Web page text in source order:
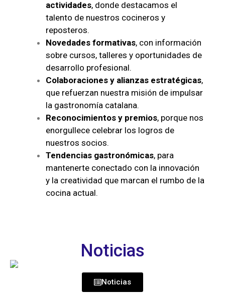
actividades, donde destacamos el
talento de nuestros cocineros y
reposteros.
Novedades formativas, con información
sobre cursos, talleres y oportunidades de
desarrollo profesional.
Colaboraciones y alianzas estratégicas,
que refuerzan nuestra misión de impulsar
la gastronomía catalana.
Reconocimientos y premios, porque nos
enorgullece celebrar los logros de
nuestros socios.
Tendencias gastronómicas, para
mantenerte conectado con la innovación
y la creatividad que marcan el rumbo de la
cocina actual.
Noticias
Noticias